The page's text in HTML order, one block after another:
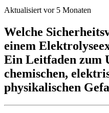
Aktualisiert vor 5 Monaten
Welche
einem
Ein Leitfaden zum
chemischen,
physikalischen